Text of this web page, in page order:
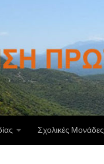
Σχολικές Μονάδες